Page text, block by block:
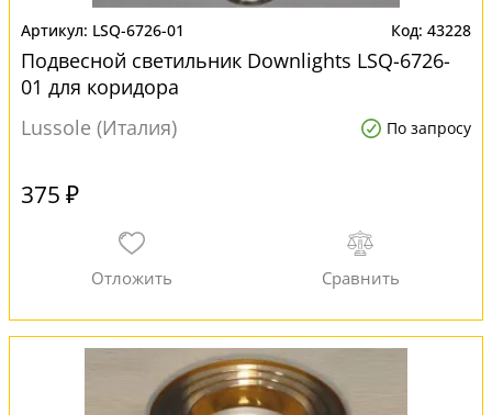
LSQ-6726-01 43228
Подвесной светильник Downlights LSQ-6726-
01 для коридора
Lussole (Италия)
По запросу
375 ₽